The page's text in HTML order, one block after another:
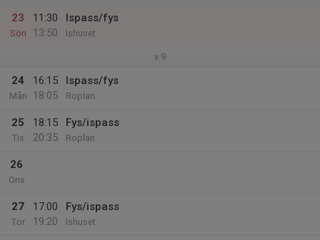
23
Sön
11:30
13:50
Ispass/fys
Ishuset
v.9
24
Mån
16:15
18:05
Ispass/fys
Roplan
25
Tis
18:15
20:35
Fys/ispass
Roplan
26
Ons
27
Tor
17:00
19:20
Fys/ispass
Ishuset